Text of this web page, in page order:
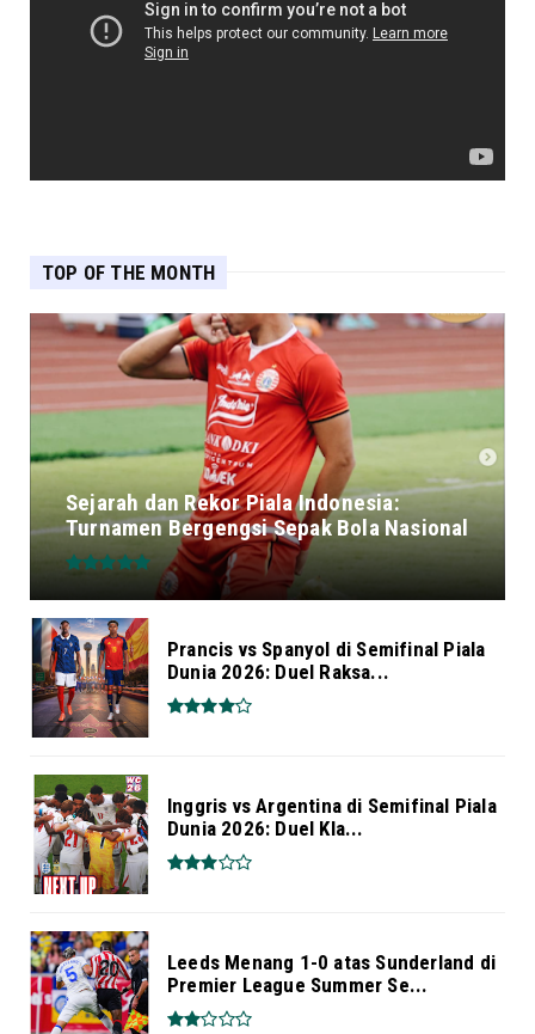
TOP OF THE MONTH
Sejarah dan Rekor Piala Indonesia:
Turnamen Bergengsi Sepak Bola Nasional
Prancis vs Spanyol di Semifinal Piala
Dunia 2026: Duel Raksa...
Inggris vs Argentina di Semifinal Piala
Dunia 2026: Duel Kla...
Leeds Menang 1-0 atas Sunderland di
Premier League Summer Se...